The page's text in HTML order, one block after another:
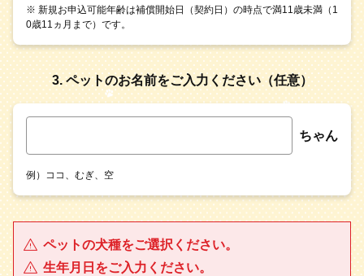
※ 新規お申込可能年齢は補償開始日（契約日）の時点で満11歳未満（1
0歳11ヵ月まで）です。
3. ペットのお名前をご入力ください（任意）
ちゃん
例）ココ、むぎ、空
ペットの犬種をご選択ください。
生年月日をご入力ください。